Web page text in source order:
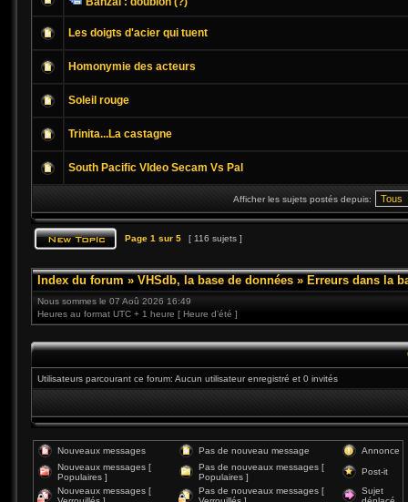
Les doigts d'acier qui tuent
Homonymie des acteurs
Soleil rouge
Trinita...La castagne
South Pacific VIdeo Secam Vs Pal
Afficher les sujets postés depuis:
Page 1 sur 5 [ 116 sujets ]
Index du forum » VHSdb, la base de données » Erreurs dans la
Nous sommes le 07 Aoû 2026 16:49
Heures au format UTC + 1 heure [ Heure d’été ]
Utilisateurs parcourant ce forum: Aucun utilisateur enregistré et 0 invités
Nouveaux messages Pas de nouveau message
Annonce
Nouveaux messages [
Populaires ]
Pas de nouveaux messages [
Populaires ]
Post-it
Nouveaux messages [
Pas de nouveaux messages [
Sujet